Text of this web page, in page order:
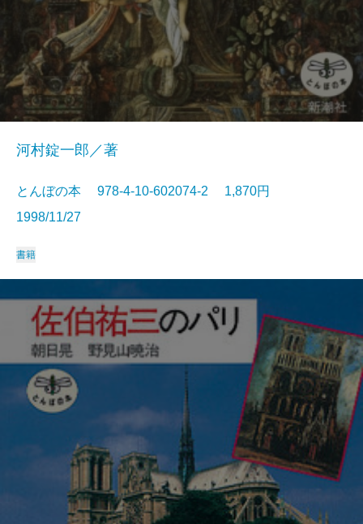
河村錠一郎／著
とんぼの本 978-4-10-602074-2 1,870円
1998/11/27
書籍